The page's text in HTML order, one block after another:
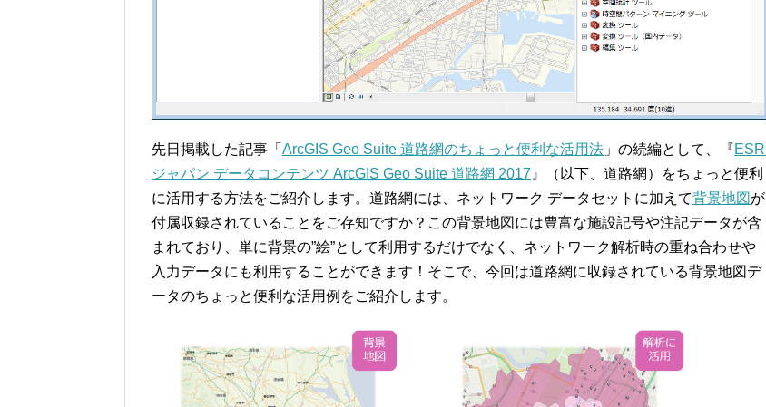
先日掲載した記事「 ArcGIS Geo Suite 道路網のちょっと便利な活用法 」の続編として、『ESRI
ジャパン データコンテンツ ArcGIS Geo Suite 道路網 2017 』（以下、道路網）をちょっと便利
に活用する方法をご紹介します。道路網には、ネットワーク データセットに加えて背景地図 が
付属収録されていることをご存知ですか？この背景地図には豊富な施設記号や注記データが含
まれており、単に背景の”絵”として利用するだけでなく、ネットワーク解析時の重ね合わせや
入力データにも利用することができます！そこで、今回は道路網に収録されている背景地図デ
ータのちょっと便利な活用例をご紹介します。